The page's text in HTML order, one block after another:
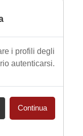
i profili degli
autenticarsi.
Continua